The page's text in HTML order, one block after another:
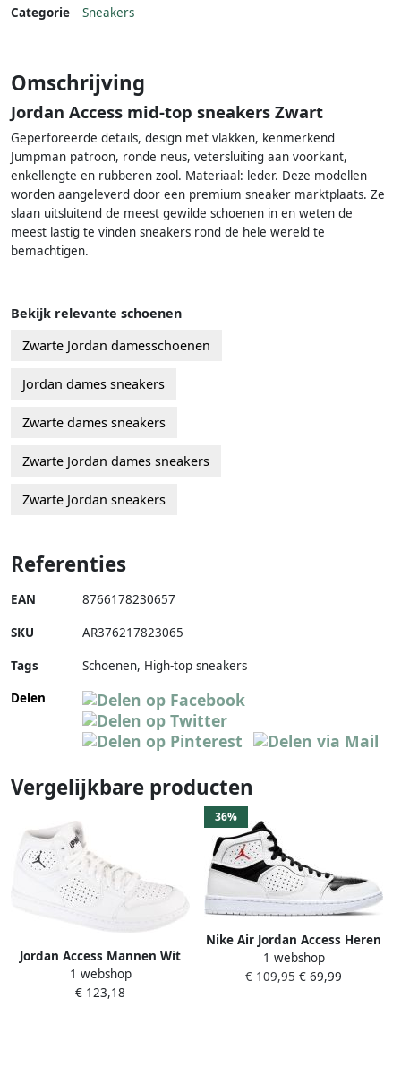
Categorie Sneakers
Omschrijving
Jordan Access mid-top sneakers Zwart
Geperforeerde details, design met vlakken, kenmerkend
Jumpman patroon, ronde neus, vetersluiting aan voorkant,
enkellengte en rubberen zool. Materiaal: leder. Deze modellen
worden aangeleverd door een premium sneaker marktplaats. Ze
slaan uitsluitend de meest gewilde schoenen in en weten de
meest lastig te vinden sneakers rond de hele wereld te
bemachtigen.
Bekijk relevante schoenen
Zwarte Jordan damesschoenen
Jordan dames sneakers
Zwarte dames sneakers
Zwarte Jordan dames sneakers
Zwarte Jordan sneakers
Referenties
EAN 8766178230657
SKU AR376217823065
Tags
Schoenen, High-top sneakers
Delen
Vergelijkbare producten
Jordan Access Mannen Wit
Sneakers
1 webshop
€ 123,18
36%
Nike Air Jordan Access Heren
Basketbalschoenen Sneakers
schoenen Wit-Zwart AR3762
1 webshop
€ 109,95 € 69,99